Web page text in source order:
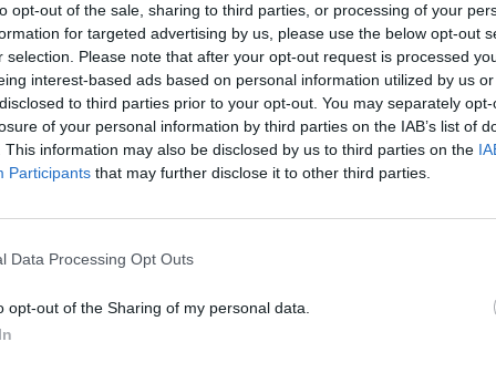
opt-out of the sale, sharing to third parties, or processing of your
for targeted advertising by us, please use the below opt-out
selection. Please note that after your opt-out request is processed
interest-based ads based on personal information utilized by us
to third parties prior to your opt-out. You may separately
of your personal information by third parties on the IAB’s list of
This information may also be disclosed by us to third parties on the
Participants that may further disclose it to other third parties.
Data Processing Opt Outs
opt-out of the Sharing of my personal data.
felül egy-egy forgalmas közterület
és közrendvédelmi kezdeményezés során a
civilek március és október között havonta két vagy
csomópontban.